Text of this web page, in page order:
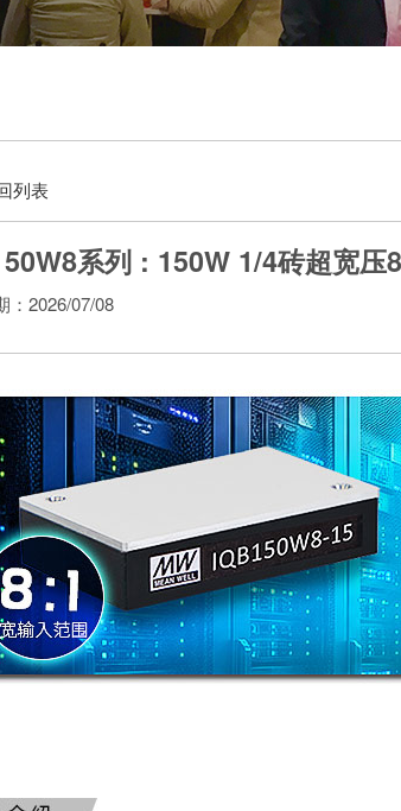
列表
系列 : 150W 1/4砖超宽压
：2026/07/08